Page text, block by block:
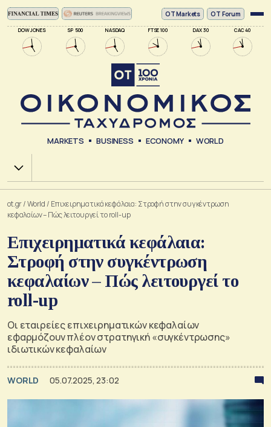
DOW JONES SP 500 NASDAQ FTSE 100 DAX 30 CAC 40
ΟΤ Markets OT Forum
MARKETS BUSINESS ECONOMY WORLD
Χ.Α.
ot.gr/World / Επιχειρηματικά κεφάλαια: Στροφή στην συγκέντρωση
κεφαλαίων – Πώς λειτουργεί το roll-up
Επιχειρηματικά κεφάλαια:
Στροφή στην συγκέντρωση
κεφαλαίων – Πώς λειτουργεί το
roll-up
Οι εταιρείες επιχειρηματικών κεφαλαίων
εφαρμόζουν πλέον στρατηγική «συγκέντρωσης»
ιδιωτικών κεφαλαίων
WORLD 05.07.2025, 23:02